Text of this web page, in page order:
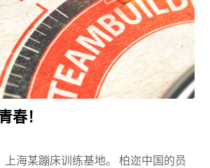
春！
上海某蹦床训练基地。 柏迩中国的员